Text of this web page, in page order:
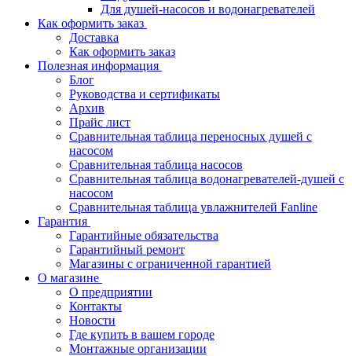
Для душей-насосов и водонагревателей
Как оформить заказ
Доставка
Как оформить заказ
Полезная информация
Блог
Руководства и сертификаты
Архив
Прайс лист
Сравнительная таблица переносных душей с
насосом
Сравнительная таблица насосов
Сравнительная таблица водонагревателей-душей с
насосом
Сравнительная таблица увлажнителей Fanline
Гарантия
Гарантийные обязательства
Гарантийный ремонт
Магазины с ограниченной гарантией
О магазине
О предприятии
Контакты
Новости
Где купить в вашем городе
Монтажные организации